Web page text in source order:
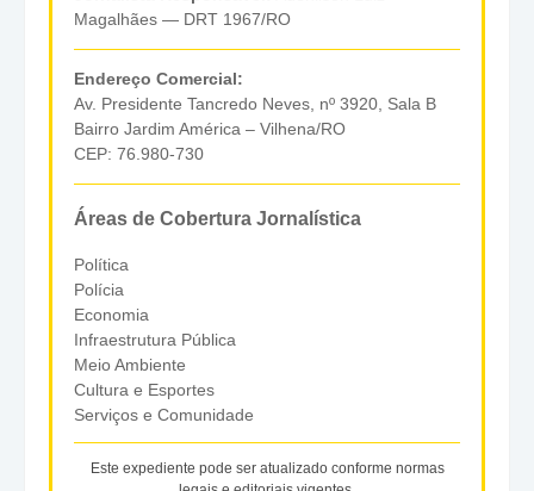
Magalhães — DRT 1967/RO
Endereço Comercial:
Av. Presidente Tancredo Neves, nº 3920, Sala B
Bairro Jardim América – Vilhena/RO
CEP: 76.980-730
Áreas de Cobertura Jornalística
Política
Polícia
Economia
Infraestrutura Pública
Meio Ambiente
Cultura e Esportes
Serviços e Comunidade
Este expediente pode ser atualizado conforme normas